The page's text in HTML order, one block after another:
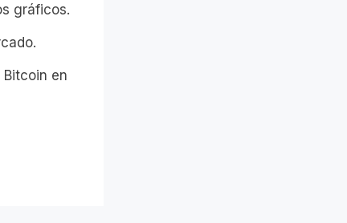
gráficos.
en